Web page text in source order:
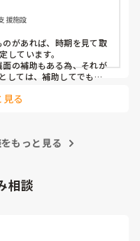
援施設
があれば、時期を見て取
しています。
の補助もある為、それが
しては、補助してでも取
る
もっと見る
相談